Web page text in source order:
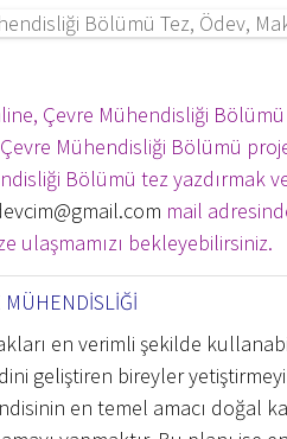
Çevre Mühendisliği
Mühendisliği Bölümü
Bölümü tez yazdırmak
mail
ulaşmamızı bekleyebilirsiniz.
MÜHENDİSLİĞİ
en verimli şekilde
geliştiren bireyler
en temel amacı doğal